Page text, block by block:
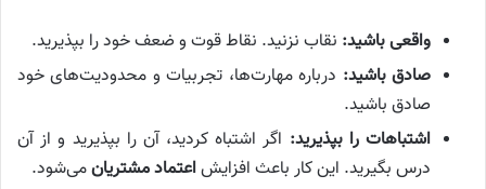
واقعی باشید: نقاب نزنید. نقاط قوت و ضعف خود را بپذیرید.
صادق باشید: درباره مهارت‌ها، تجربیات و محدودیت‌های خود
صادق باشید.
اشتباهات را بپذیرید: اگر اشتباه کردید، آن را بپذیرید و از آن
درس بگیرید. این کار باعث افزایشاعتماد مشتریانمی‌شود.